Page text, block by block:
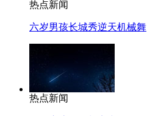
热点新闻
六岁男孩长城秀逆天机械舞
热点新闻